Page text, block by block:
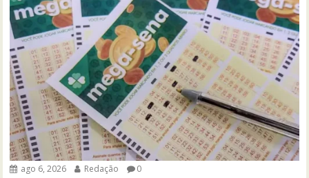
ago 6, 2026 Redação 0